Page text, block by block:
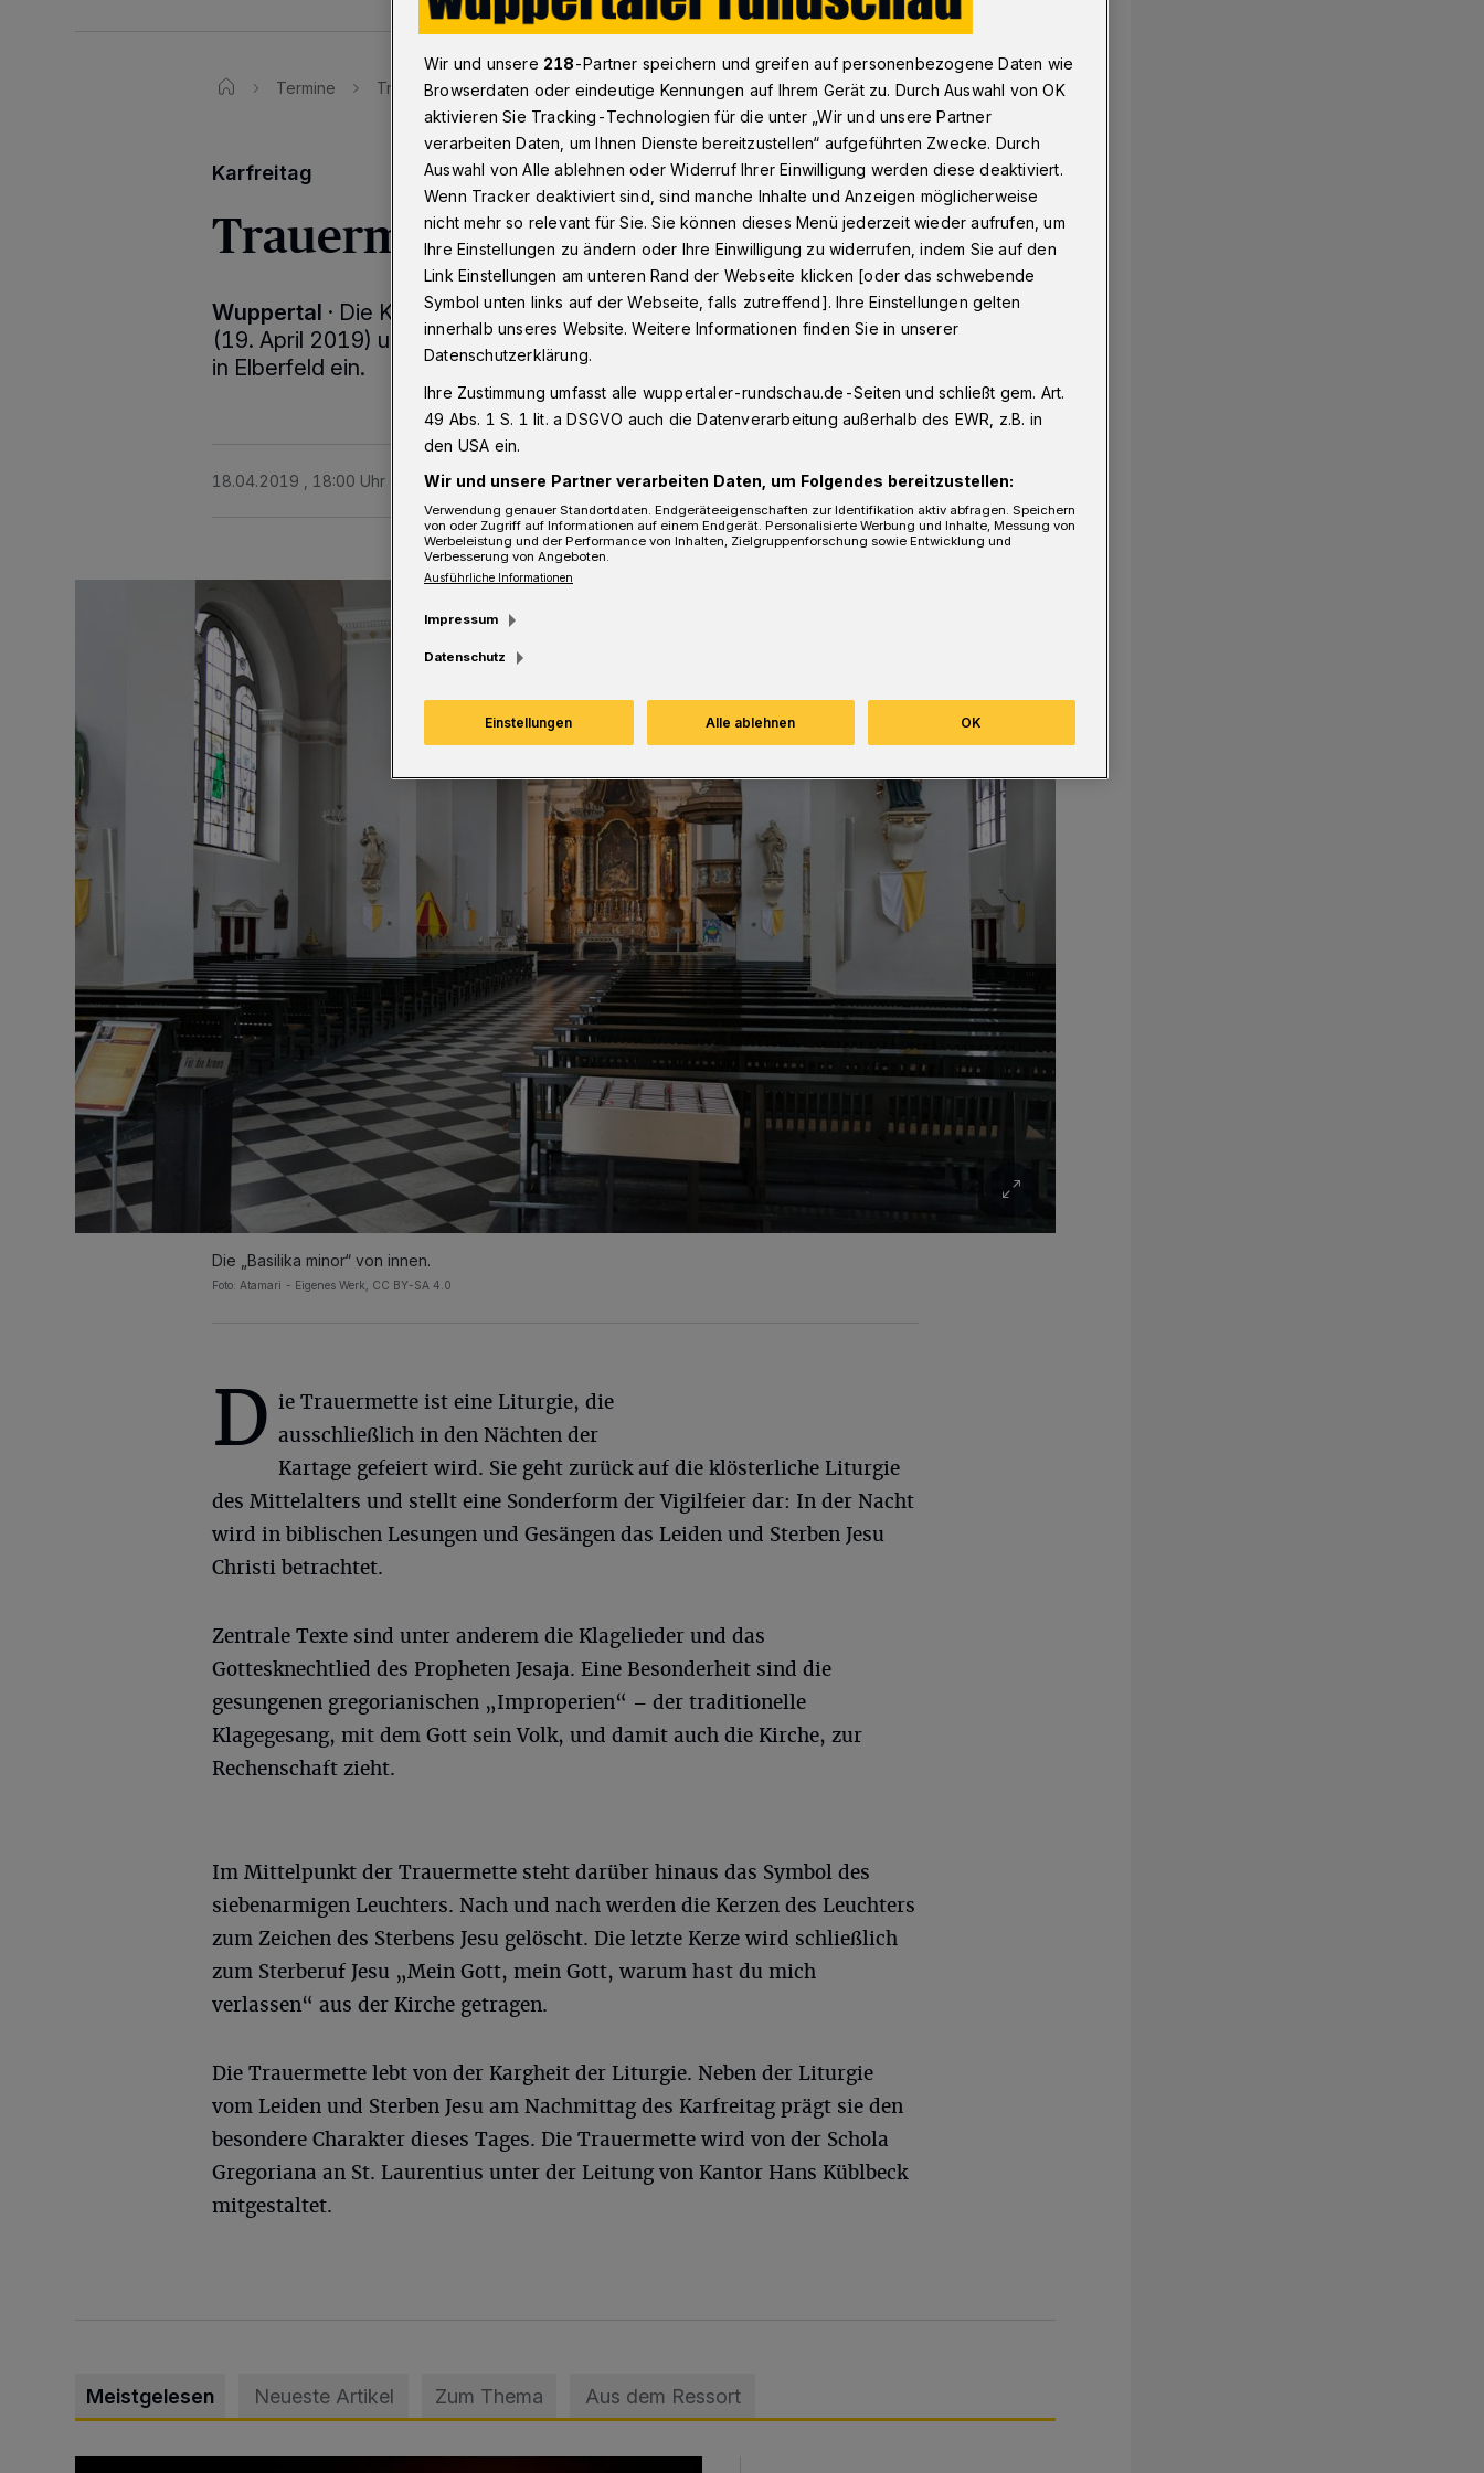
Termine Trauermette an Karfreitag in St. Laurentius
Karfreitag
Trauermette in St. Laurentius
Wuppertal · Die Katholische Citykirche Wuppertal lädt für Karfreitag
(19. April 2019) um 20.30 Uhr zu einer Trauermette in St. Laurentius
in Elberfeld ein.
18.04.2019 , 18:00 Uhr Eine Minute Lesezeit
Die „Basilika minor“ von innen.
Foto: Atamari - Eigenes Werk, CC BY-SA 4.0
D ie Trauermette ist eine Liturgie, die
ausschließlich in den Nächten der
Kartage gefeiert wird. Sie geht zurück auf die klösterliche Liturgie
des Mittelalters und stellt eine Sonderform der Vigilfeier dar: In der Nacht
wird in biblischen Lesungen und Gesängen das Leiden und Sterben Jesu
Christi betrachtet.
Zentrale Texte sind unter anderem die Klagelieder und das
Gottesknechtlied des Propheten Jesaja. Eine Besonderheit sind die
gesungenen gregorianischen „Improperien“ – der traditionelle
Klagegesang, mit dem Gott sein Volk, und damit auch die Kirche, zur
Rechenschaft zieht.
Im Mittelpunkt der Trauermette steht darüber hinaus das Symbol des
siebenarmigen Leuchters. Nach und nach werden die Kerzen des Leuchters
zum Zeichen des Sterbens Jesu gelöscht. Die letzte Kerze wird schließlich
zum Sterberuf Jesu „Mein Gott, mein Gott, warum hast du mich
verlassen“ aus der Kirche getragen.
Die Trauermette lebt von der Kargheit der Liturgie. Neben der Liturgie
vom Leiden und Sterben Jesu am Nachmittag des Karfreitag prägt sie den
besondere Charakter dieses Tages. Die Trauermette wird von der Schola
Gregoriana an St. Laurentius unter der Leitung von Kantor Hans Küblbeck
mitgestaltet.
Meistgelesen Neueste Artikel Zum Thema Aus dem Ressort
Wir und unsere 218-Partner speichern und greifen auf personenbezogene Daten wie
Browserdaten oder eindeutige Kennungen auf Ihrem Gerät zu. Durch Auswahl von OK
aktivieren Sie Tracking-Technologien für die unter „Wir und unsere Partner
verarbeiten Daten, um Ihnen Dienste bereitzustellen“ aufgeführten Zwecke. Durch
Auswahl von Alle ablehnen oder Widerruf Ihrer Einwilligung werden diese deaktiviert.
Wenn Tracker deaktiviert sind, sind manche Inhalte und Anzeigen möglicherweise
nicht mehr so relevant für Sie. Sie können dieses Menü jederzeit wieder aufrufen, um
Ihre Einstellungen zu ändern oder Ihre Einwilligung zu widerrufen, indem Sie auf den
Link Einstellungen am unteren Rand der Webseite klicken [oder das schwebende
Symbol unten links auf der Webseite, falls zutreffend]. Ihre Einstellungen gelten
innerhalb unseres Website. Weitere Informationen finden Sie in unserer
Datenschutzerklärung.
Ihre Zustimmung umfasst alle wuppertaler-rundschau.de-Seiten und schließt gem. Art.
49 Abs. 1 S. 1 lit. a DSGVO auch die Datenverarbeitung außerhalb des EWR, z.B. in
den USA ein.
Wir und unsere Partner verarbeiten Daten, um Folgendes bereitzustellen:
Verwendung genauer Standortdaten. Endgeräteeigenschaften zur Identifikation aktiv abfragen. Speichern
von oder Zugriff auf Informationen auf einem Endgerät. Personalisierte Werbung und Inhalte, Messung von
Werbeleistung und der Performance von Inhalten, Zielgruppenforschung sowie Entwicklung und
Verbesserung von Angeboten.
Ausführliche Informationen
Impressum
Datenschutz
Einstellungen Alle ablehnen OK